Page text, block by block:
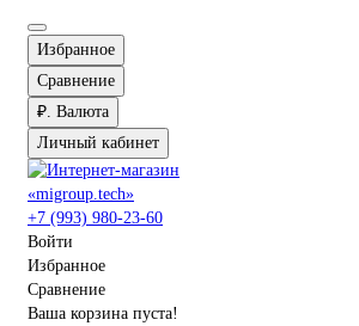
Избранное
Сравнение
₽. Валюта
Личный кабинет
+7 (993) 980-23-60
Войти
Избранное
Сравнение
Ваша корзина пуста!